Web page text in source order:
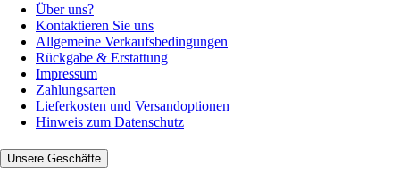
Über uns?
Kontaktieren Sie uns
Allgemeine Verkaufsbedingungen
Rückgabe & Erstattung
Impressum
Zahlungsarten
Lieferkosten und Versandoptionen
Hinweis zum Datenschutz
Unsere Geschäfte